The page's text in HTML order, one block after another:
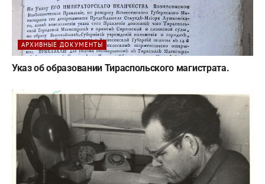
АРХИВНЫЕ ДОКУМЕНТЫ
Указ об образовании Тираспольского магистрата.